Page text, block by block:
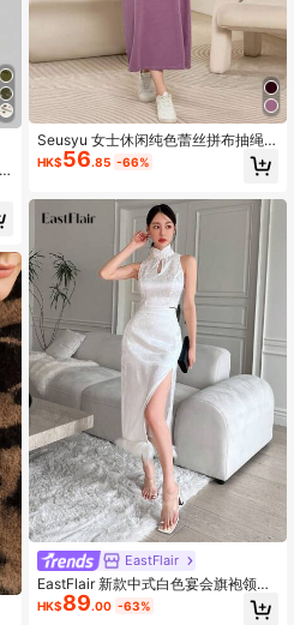
Seusyu 女士休闲纯色蕾丝拼布抽绳
连帽运动衫、长袖上衣
HK$56.85 -66%
EastFlair
EastFlair 新款中式白色宴会旗袍领扣
镂空女士套装（人造毛边下摆）
HK$89.00 -63%